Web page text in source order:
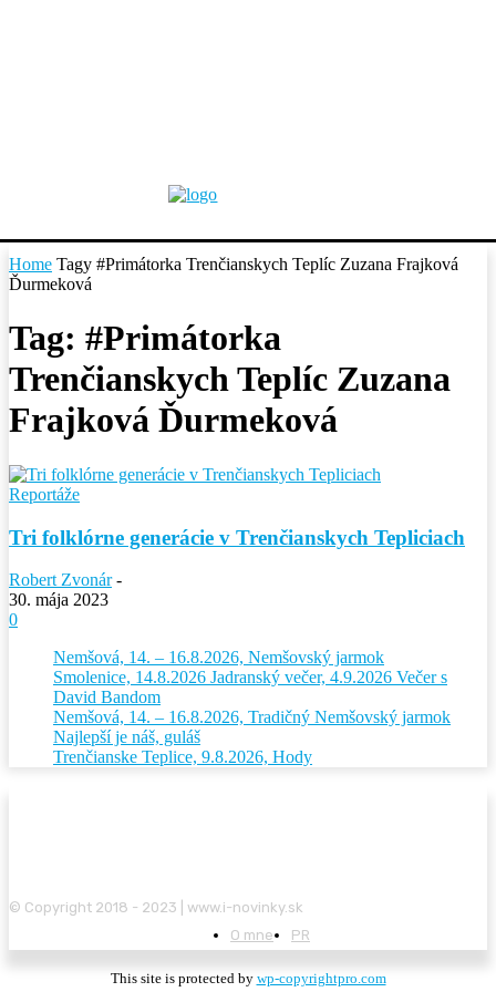
Home Tagy #Primátorka Trenčianskych Teplíc Zuzana Frajková
Ďurmeková
Tag: #Primátorka
Trenčianskych Teplíc Zuzana
Frajková Ďurmeková
Reportáže
Tri folklórne generácie v Trenčianskych Tepliciach
Robert Zvonár -
30. mája 2023
0
Nemšová, 14. – 16.8.2026, Nemšovský jarmok
Smolenice, 14.8.2026 Jadranský večer, 4.9.2026 Večer s
David Bandom
Nemšová, 14. – 16.8.2026, Tradičný Nemšovský jarmok
Najlepší je náš, guláš
Trenčianske Teplice, 9.8.2026, Hody
© Copyright 2018 - 2023 | www.i-novinky.sk
O mne
PR
This site is protected by wp-copyrightpro.com